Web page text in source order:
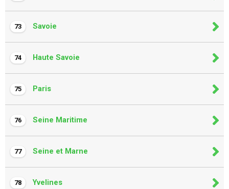
73 Savoie
74 Haute Savoie
75 Paris
76 Seine Maritime
77 Seine et Marne
78 Yvelines